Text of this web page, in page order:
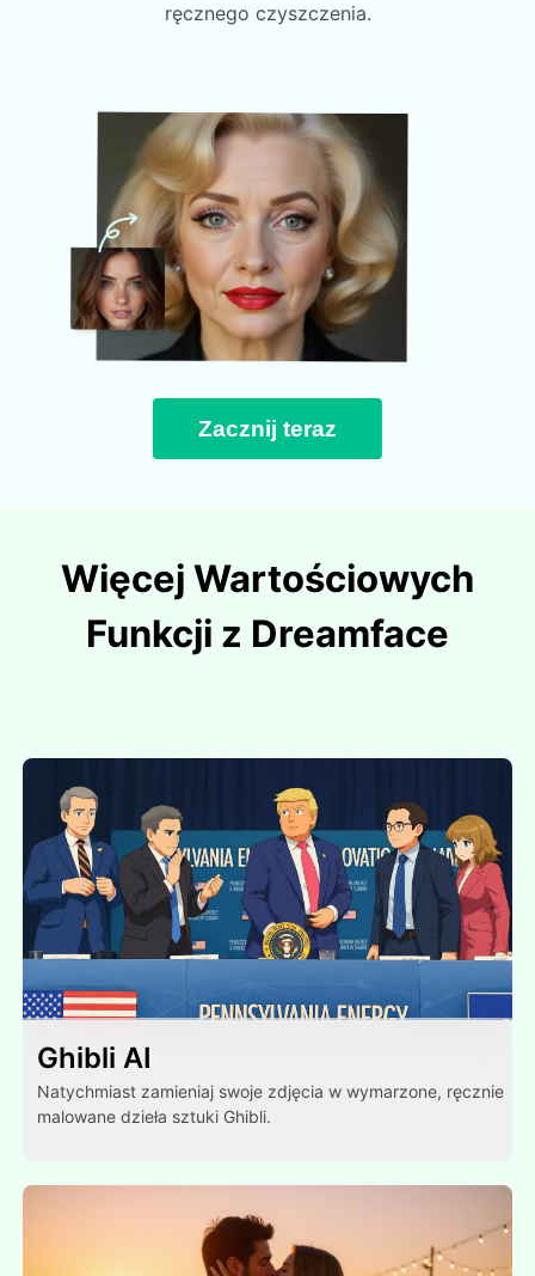
ręcznego czyszczenia.
Zacznij teraz
Więcej Wartościowych
Funkcji z Dreamface
Ghibli AI
Natychmiast zamieniaj swoje zdjęcia w wymarzone, ręcznie
malowane dzieła sztuki Ghibli.